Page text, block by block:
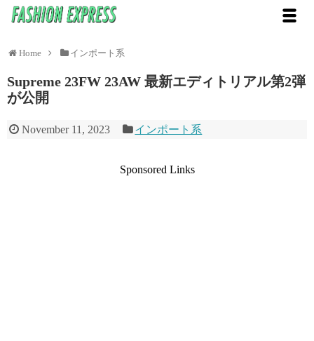
Home インポート系
Supreme 23FW 23AW 最新エディトリアル第2弾
が公開
November 11, 2023 インポート系
Sponsored Links